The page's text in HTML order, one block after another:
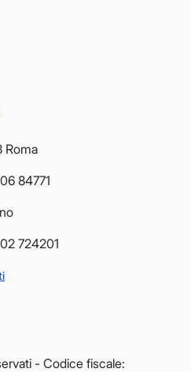
Roma
84771
724201
- Codice fiscale: